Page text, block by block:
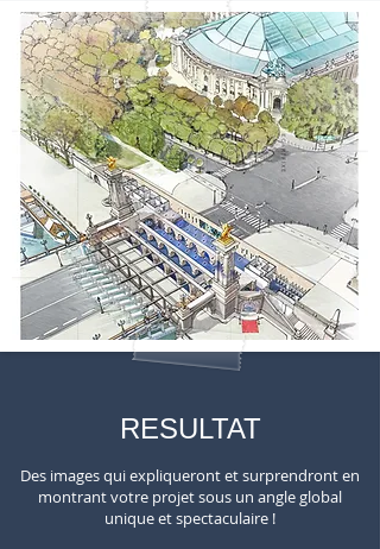
RESULTAT
Des images qui expliqueront et surprendront en
montrant votre projet sous un angle global
unique et spectaculaire !